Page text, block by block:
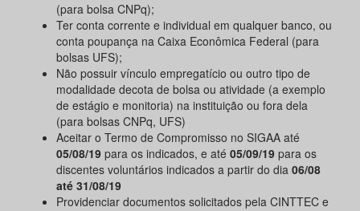
(para bolsa CNPq);
Ter conta corrente e individual em qualquer banco, ou
conta poupança na Caixa Econômica Federal (para
bolsas UFS);
Não possuir vínculo empregatício ou outro tipo de
modalidade decota de bolsa ou atividade (a exemplo
de estágio e monitoria) na instituição ou fora dela
(para bolsas CNPq, UFS)
Aceitar o Termo de Compromisso no SIGAA até
05/08/19 para os indicados, e até 05/09/19 para os
discentes voluntários indicados a partir do dia 06/08
até 31/08/19
Providenciar documentos solicitados pela CINTTEC e